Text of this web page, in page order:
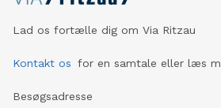
Lad os fortælle dig om Via Ritzau
Kontakt os for en samtale eller læs
Besøgsadresse